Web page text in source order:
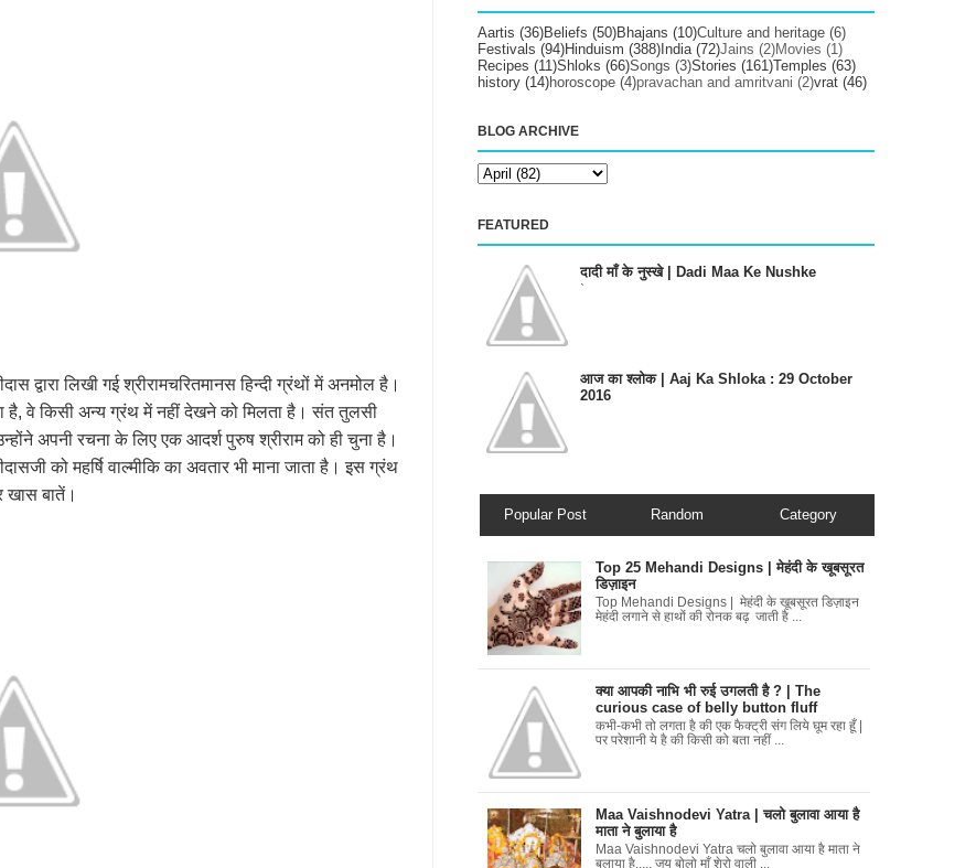
द्वारा लिखी गई श्रीरामचरितमानस हिन्दी ग्रंथों में अनमोल है।
है, वे किसी अन्य ग्रंथ में नहीं देखने को मिलता है। संत तुलसी
अपनी रचना के लिए एक आदर्श पुरुष श्रीराम को ही चुना है।
को महर्षि वाल्मीकि का अवतार भी माना जाता है। इस ग्रंथ
खास बातें।
Aartis (36)Beliefs (50)Bhajans (10)Culture and heritage (6)
Festivals (94)Hinduism (388)India (72)Jains (2)Movies (1)
Recipes (11)Shloks (66)Songs (3)Stories (161)Temples (63)
history (14)horoscope (4)pravachan and amritvani (2)vrat (46)
BLOG ARCHIVE
FEATURED
दादी माँ के नुस्खे | Dadi Maa Ke Nushke
`
आज का श्लोक | Aaj Ka Shloka : 29 October
2016
Popular Post Random Category
Top 25 Mehandi Designs | मेहंदी के खूबसूरत
डिज़ाइन
Top Mehandi Designs | मेहंदी के खूबसूरत डिज़ाइन
मेहंदी लगाने से हाथों की रोनक बढ़ जाती है ...
क्या आपकी नाभि भी रुई उगलती है ? | The
curious case of belly button fluff
कभी-कभी तो लगता है की एक फैक्ट्री संग लिये घूम रहा हूँ |
पर परेशानी ये है की किसी को बता नहीं ...
Maa Vaishnodevi Yatra | चलो बुलावा आया है
माता ने बुलाया है
Maa Vaishnodevi Yatra चलो बुलावा आया है माता ने
बुलाया है..... जय बोलो माँ शेरो वाली ...